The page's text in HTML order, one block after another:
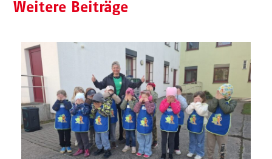
Weitere Beiträge